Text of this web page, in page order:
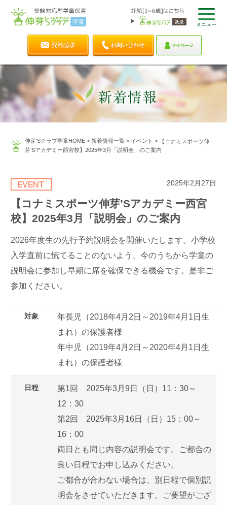
伸芽'Sクラブ学童HOME> 新着情報一覧> イベント >
【コナミスポーツ伸
芽’Sアカデミー西宮校】2025年3月「説明会」のご案内
2025年2月27日
【コナミスポーツ伸芽’Sアカデミー西宮
校】2025年3月「説明会」のご案内
2026年度生の先行予約説明会を開催いたします。小学校
入学直前に慌てることのないよう、今のうちから学童の
説明会に参加し早期に席を確保できる機会です。是非ご
参加ください。
対象
年長児（2018年4月2日～2019年4月1日生
まれ）の保護者様
年中児（2019年4月2日～2020年4月1日生
まれ）の保護者様
日程
第1回 2025年3月9日（日）11：30～
12：30
第2回 2025年3月16日（日）15：00～
16：00
両日とも同じ内容の説明会です。ご都合の
良い日程でお申し込みください。
ご都合が合わない場合は、別日程で個別説
明会をさせていただきます。ご要望がござ